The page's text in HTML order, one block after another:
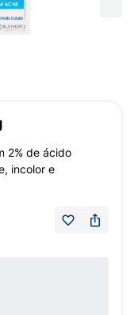
2% de ácido
incolor e